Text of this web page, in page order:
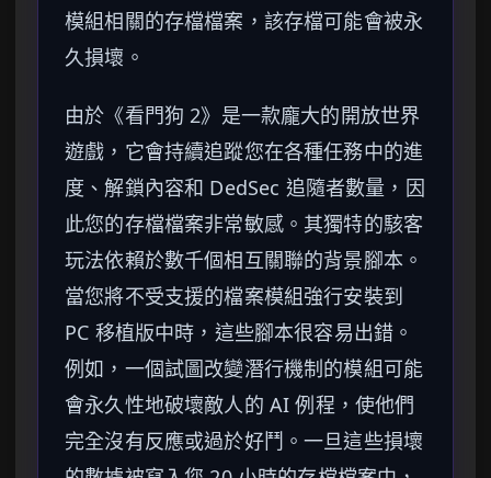
模組相關的存檔檔案，該存檔可能會被永
久損壞。
由於《看門狗 2》是一款龐大的開放世界
遊戲，它會持續追蹤您在各種任務中的進
度、解鎖內容和 DedSec 追隨者數量，因
此您的存檔檔案非常敏感。其獨特的駭客
玩法依賴於數千個相互關聯的背景腳本。
當您將不受支援的檔案模組強行安裝到
PC 移植版中時，這些腳本很容易出錯。
例如，一個試圖改變潛行機制的模組可能
會永久性地破壞敵人的 AI 例程，使他們
完全沒有反應或過於好鬥。一旦這些損壞